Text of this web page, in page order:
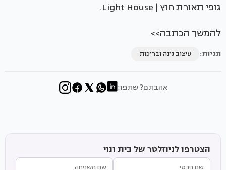
גופי תאורת חוץ | Light House.
להמשך הכתבה>>
תגיות: עיצוב גינה ובריכות
אהבתם? שתפו:
הצטרפו לניוזלטר של בית ונוי